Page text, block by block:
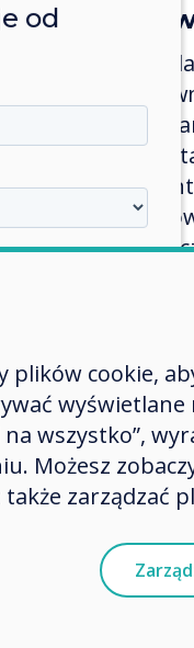
CCG
Nie
było
plików cookie,
na wszystko”,
Możesz
także zarządzać
od
naszych
elektronicznej,
od
i
naszą